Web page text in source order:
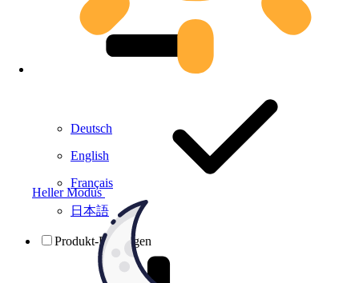
Heller Modus
Deutsch
English
Français
日本語
Produkt-Prüfungen